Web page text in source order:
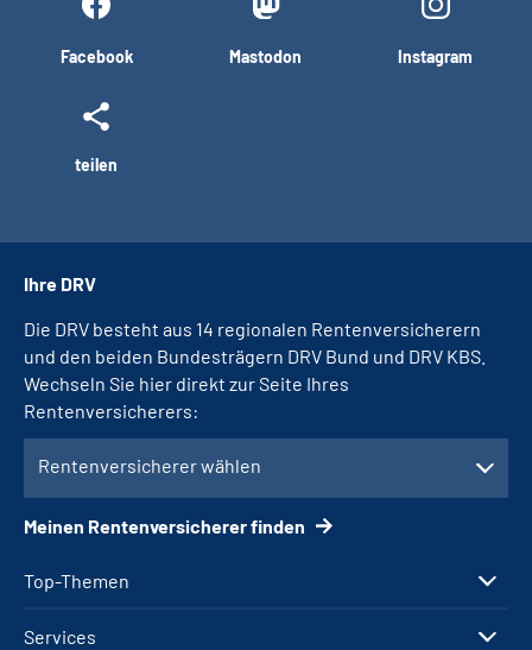
Facebook Mastodon Instagram
teilen
Top-Themen
Services
Ihre DRV
Die DRV besteht aus 14 regionalen Rentenversicherern
und den beiden Bundesträgern DRV Bund und DRV KBS.
Wechseln Sie hier direkt zur Seite Ihres
Rentenversicherers:
Rentenversicherer wählen
Meinen Rentenversicherer finden